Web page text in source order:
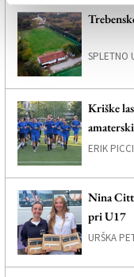
SPLETNO
Kriške
ERIK
Nina
pri U17
URŠKA